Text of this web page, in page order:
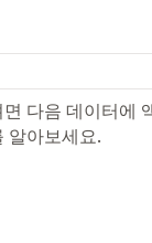
다음 데이터에
알아보세요.